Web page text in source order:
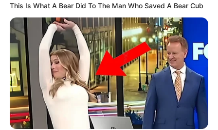
This Is What A Bear Did To The Man Who Saved A Bear Cub